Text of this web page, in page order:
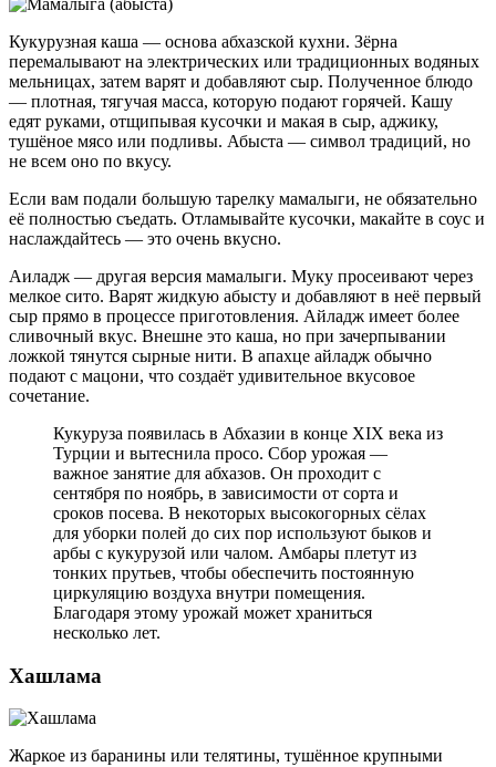
Кукурузная каша — основа абхазской кухни. Зёрна
перемалывают на электрических или традиционных водяных
мельницах, затем варят и добавляют сыр. Полученное блюдо
— плотная, тягучая масса, которую подают горячей. Кашу
едят руками, отщипывая кусочки и макая в сыр, аджику,
тушёное мясо или подливы. Абыста — символ традиций, но
не всем оно по вкусу.
Если вам подали большую тарелку мамалыги, не обязательно
её полностью съедать. Отламывайте кусочки, макайте в соус и
наслаждайтесь — это очень вкусно.
Аиладж — другая версия мамалыги. Муку просеивают через
мелкое сито. Варят жидкую абысту и добавляют в неё первый
сыр прямо в процессе приготовления. Айладж имеет более
сливочный вкус. Внешне это каша, но при зачерпывании
ложкой тянутся сырные нити. В апахце айладж обычно
подают с мацони, что создаёт удивительное вкусовое
сочетание.
Кукуруза появилась в Абхазии в конце XIX века из
Турции и вытеснила просо. Сбор урожая —
важное занятие для абхазов. Он проходит с
сентября по ноябрь, в зависимости от сорта и
сроков посева. В некоторых высокогорных сёлах
для уборки полей до сих пор используют быков и
арбы с кукурузой или чалом. Амбары плетут из
тонких прутьев, чтобы обеспечить постоянную
циркуляцию воздуха внутри помещения.
Благодаря этому урожай может храниться
несколько лет.
Хашлама
Жаркое из баранины или телятины, тушённое крупными